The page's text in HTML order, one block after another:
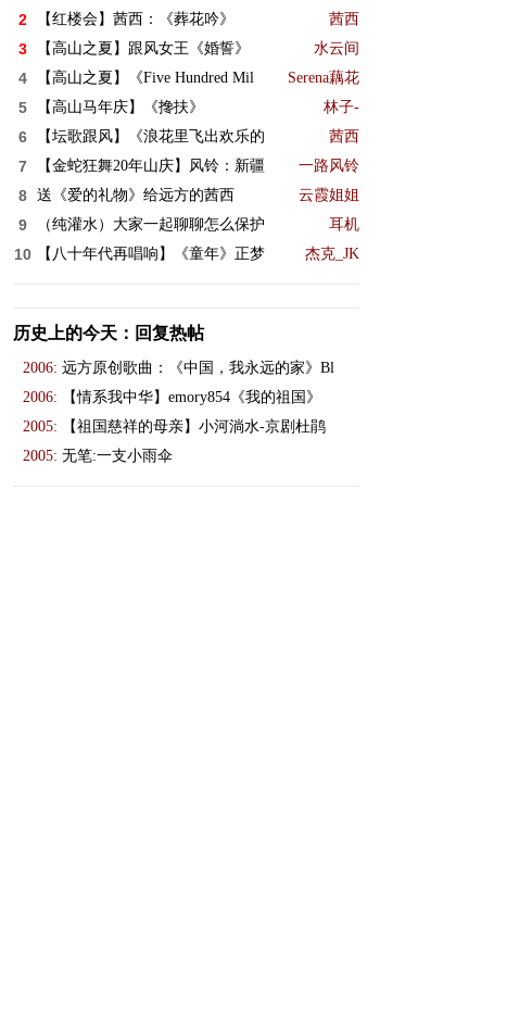
2 【红楼会】茜西：《葬花吟》 茜西
3 【高山之夏】跟风女王《婚誓》 水云间
4 【高山之夏】《Five Hundred Mil Serena藕花
5 【高山马年庆】《搀扶》 林子-
6 【坛歌跟风】《浪花里飞出欢乐的 茜西
7 【金蛇狂舞20年山庆】风铃：新疆 一路风铃
8 送《爱的礼物》给远方的茜西 云霞姐姐
9 （纯灌水）大家一起聊聊怎么保护 耳机
10 【八十年代再唱响】《童年》正梦 杰克_JK
历史上的今天：回复热帖
2006: 远方原创歌曲：《中国，我永远的家》Bl
2006:
【情系我中华】emory854《我的祖国》
2005:
【祖国慈祥的母亲】小河淌水-京剧杜鹃
2005: 无笔:一支小雨伞